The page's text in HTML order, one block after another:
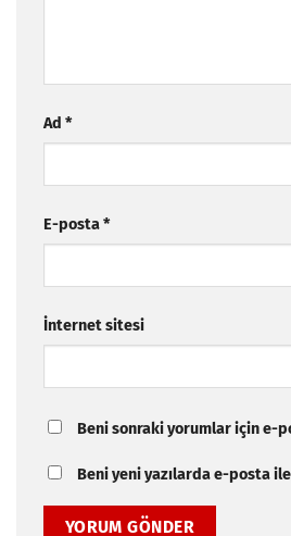
Ad *
E-posta*
İnternet sitesi
Beni sonraki yorumlar için e-
Beni yeni yazılarda e-posta